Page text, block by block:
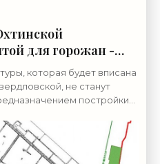
для горожан -
которая будет вписана
не станут
постройки